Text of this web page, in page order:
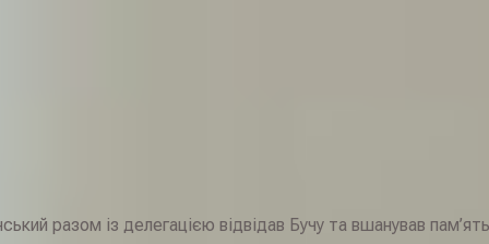
разом із делегацією відвідав Бучу та вшанував